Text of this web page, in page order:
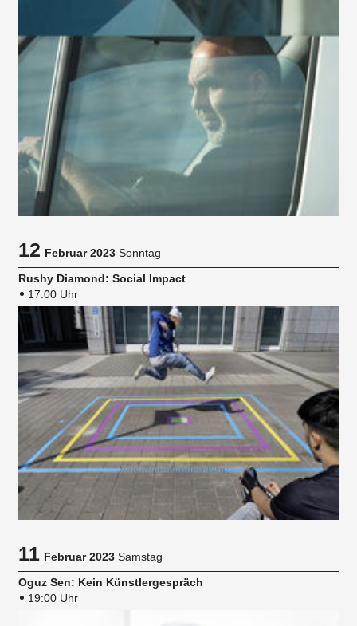
12Februar 2023 Sonntag
Rushy Diamond: Social Impact
17:00 Uhr
11Februar 2023 Samstag
Oguz Sen: Kein Künstlergespräch
19:00 Uhr